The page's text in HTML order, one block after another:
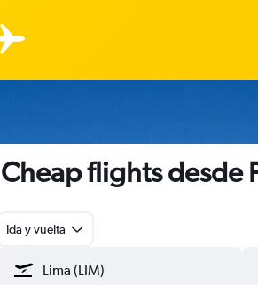
Cheap flights desde
Ida y vuelta